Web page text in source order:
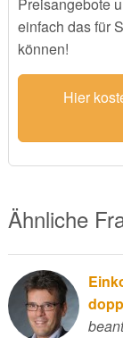
Preisangebote
einfach das für
können!
Hier
Ähnliche